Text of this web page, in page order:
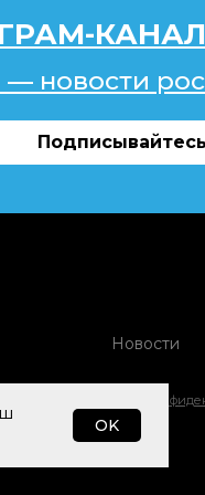
OK
КАНАЛ
— новости
Политика
Новости